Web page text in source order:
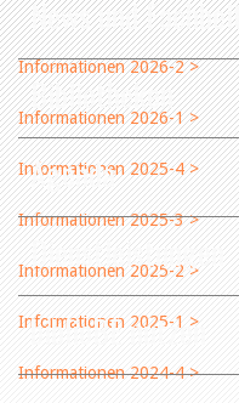
News und
Bibliotheken
Agenda
Dienstleistungen
biblioBE nutzen
Informationen 2026-2 >
Informationen 2026-1 >
Informationen 2025-4 >
Informationen 2025-3 >
Informationen 2025-2 >
Informationen 2025-1 >
Informationen 2024-4 >